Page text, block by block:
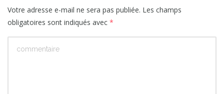
Votre adresse e-mail ne sera pas publiée. Les champs
obligatoires sont indiqués avec *